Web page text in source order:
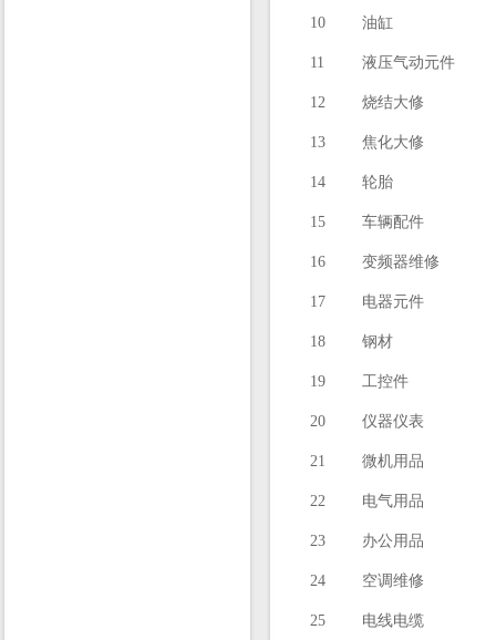
10 油缸
11 液压气动元件
12 烧结大修
13 焦化大修
14 轮胎
15 车辆配件
16 变频器维修
17 电器元件
18 钢材
19 工控件
20 仪器仪表
21 微机用品
22 电气用品
23 办公用品
24 空调维修
25 电线电缆